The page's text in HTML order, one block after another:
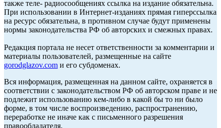
также теле- радиосообщениях ссылка на издание обязательна.
При использовании в Интернет-изданиях прямая гиперссылка
на ресурс обязательна, в противном случае будут применены
нормы законодательства РФ об авторских и смежных правах.
Редакция портала не несет ответственности за комментарии и
материалы пользователей, размещенные на сайте
gorodglazov.com и его субдоменах.
Вся информация, размещенная на данном сайте, охраняется в
соответствии с законодательством РФ об авторском праве и не
подлежит использованию кем-либо в какой бы то ни было
форме, в том числе воспроизведению, распространению,
переработке не иначе как с письменного разрешения
правообладателя.